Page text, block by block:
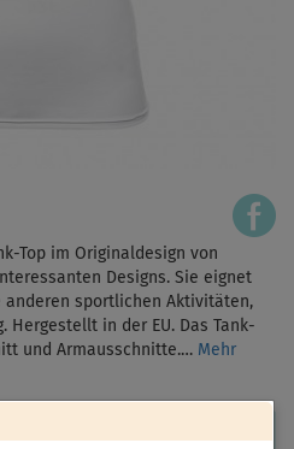
Top im Originaldesign von
interessanten Designs. Sie eignet
sportlichen Aktivitäten,
Hergestellt in der EU. Das Tank-
und Armausschnitte.… Mehr